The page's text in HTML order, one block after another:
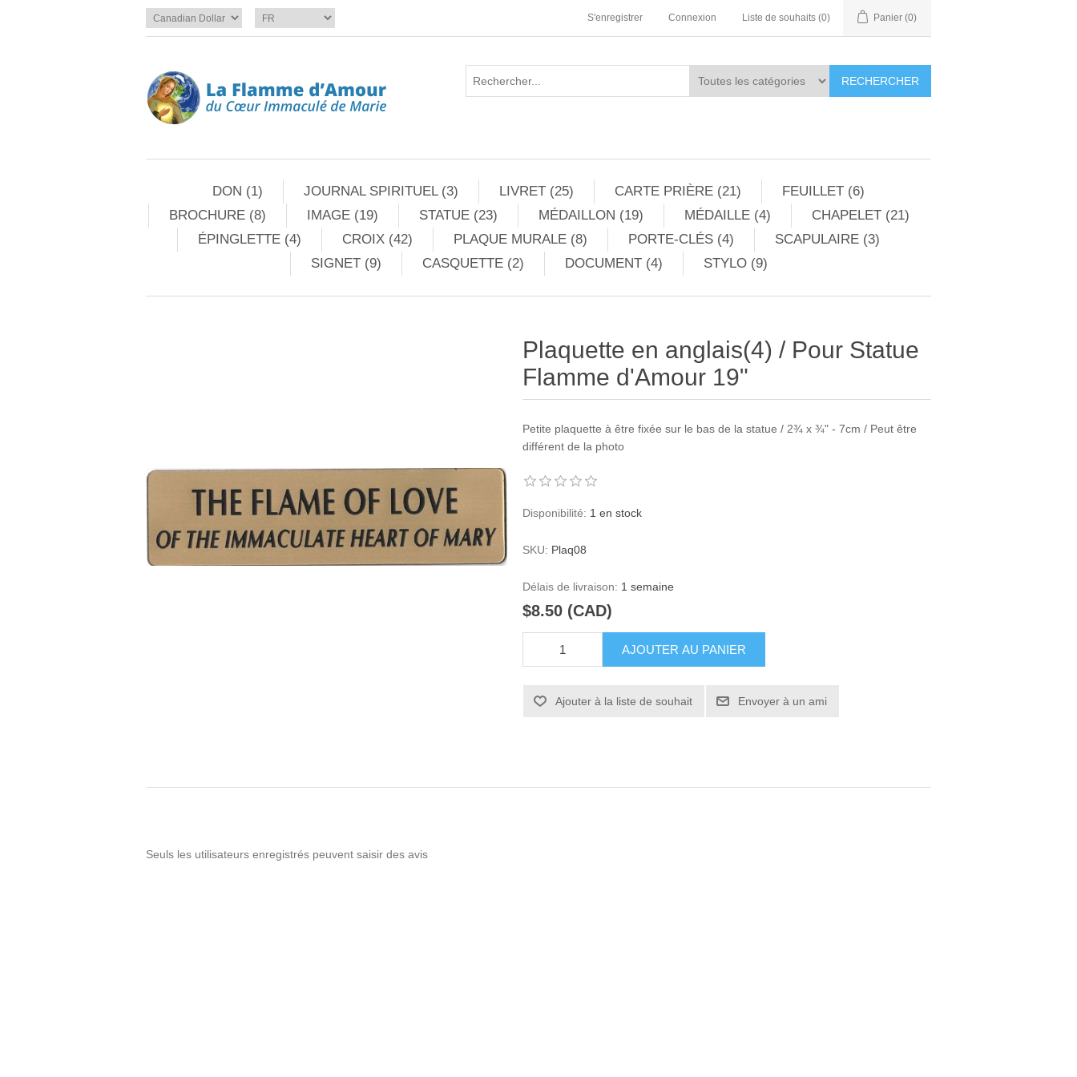
S'enregistrer Connexion Liste de souhaits (0) Panier (0)
RECHERCHER
DON (1) JOURNAL SPIRITUEL (3) LIVRET (25) CARTE PRIÈRE (21)
FEUILLET (6)
BROCHURE (8)
IMAGE (19) STATUE (23) MÉDAILLON (19) MÉDAILLE (4)
CHAPELET (21)
ÉPINGLETTE (4)
CROIX (42) PLAQUE MURALE (8) PORTE-CLÉS (4)
SCAPULAIRE (3)
SIGNET (9)
CASQUETTE (2) DOCUMENT (4) STYLO (9)
Plaquette en anglais(4) / Pour Statue
Flamme d'Amour 19"
Petite plaquette à être fixée sur le bas de la statue / 2¾ x ¾" - 7cm / Peut être
différent de la photo
Disponibilité: 1 en stock
SKU: Plaq08
Délais de livraison: 1 semaine
$8.50 (CAD)
AJOUTER AU PANIER
Ajouter à la liste de souhait Envoyer à un ami
Seuls les utilisateurs enregistrés peuvent saisir des avis